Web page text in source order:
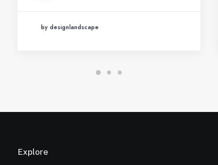
by designlandscape
Explore